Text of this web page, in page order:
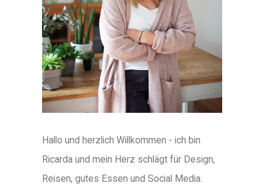
Hallo und herzlich Willkommen - ich bin
Ricarda und mein Herz schlägt für Design,
Reisen, gutes Essen und Social Media.